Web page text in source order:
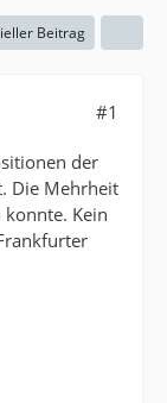
Beitrag
#1
der
Die Mehrheit
Kein